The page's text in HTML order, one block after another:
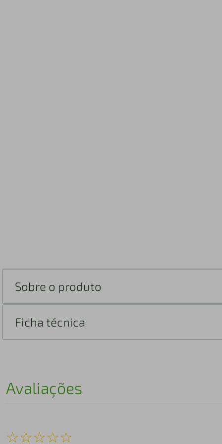
Sobre o produto
Ficha técnica
Avaliações
☆☆☆☆☆